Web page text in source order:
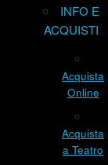
INFO E
ACQUISTI
Acquista
Online
Acquista
a Teatro